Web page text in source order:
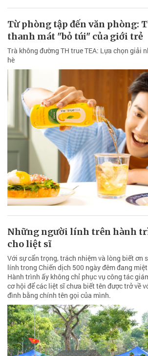
Từ phòng tập đến văn phòng:
thanh mát "bỏ túi" của giới trẻ
Trà không đường TH true TEA: Lựa chọn giải
hè
Những người lính trên hành
cho liệt sĩ
Với sự cẩn trọng, trách nhiệm và lòng biết ơn
lính trong Chiến dịch 500 ngày đêm đang
Hành trình ấy không chỉ phục vụ công tác
cơ hội để các liệt sĩ chưa biết tên được trở về
đình bằng chính tên gọi của mình.